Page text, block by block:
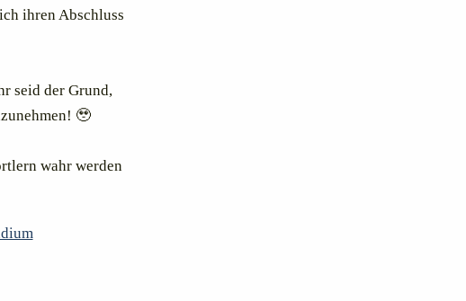
ihren Abschluss
seid der Grund,
🥹
wahr werden